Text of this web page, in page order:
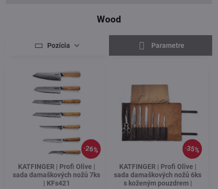
Wood
Pozícia Parametre
26%
KATFINGER | Profi Olive |
sada damaškových nožů 7ks
| KFs421
35%
KATFINGER | Profi Olive |
sada damaškových nožů 6ks
s koženým pouzdrem |